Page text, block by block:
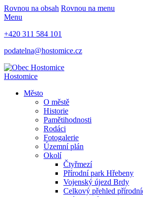
Rovnou na obsah Rovnou na menu
Menu
+420 311 584 101
podatelna@hostomice.cz
Hostomice
Město
O městě
Historie
Pamětihodnosti
Rodáci
Fotogalerie
Územní plán
Okolí
Čtyřmezí
Přírodní park Hřebeny
Vojenský újezd Brdy
Celkový přehled